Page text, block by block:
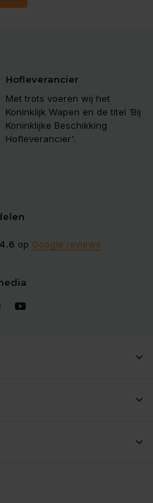
Hofleverancier
Met trots voeren wij het
Koninklijk Wapen en de titel ‘Bij
Koninklijke Beschikking
Hofleverancier'.
4.6 op Google reviews